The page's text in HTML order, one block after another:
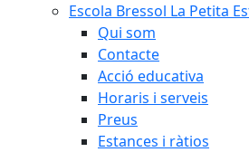
Escola Bressol La Petita
Qui som
Contacte
Acció educativa
Horaris i serveis
Preus
Estances i ràtios